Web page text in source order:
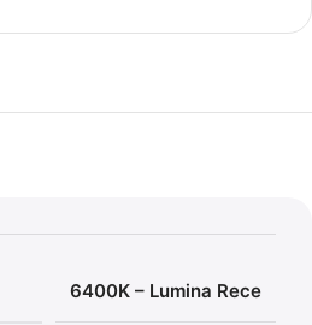
6400K – Lumina Rece